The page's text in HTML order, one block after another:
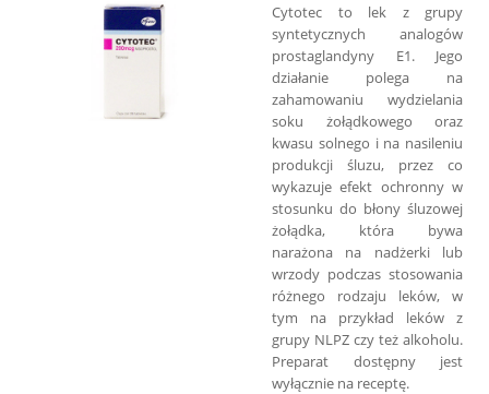
Cytotec to lek z grupy
syntetycznych analogów
prostaglandyny E1. Jego
działanie polega na
zahamowaniu wydzielania
soku żołądkowego oraz
kwasu solnego i na nasileniu
produkcji śluzu, przez co
wykazuje efekt ochronny w
stosunku do błony śluzowej
żołądka, która bywa
narażona na nadżerki lub
wrzody podczas stosowania
różnego rodzaju leków, w
tym na przykład leków z
grupy NLPZ czy też alkoholu.
Preparat dostępny jest
wyłącznie na receptę.